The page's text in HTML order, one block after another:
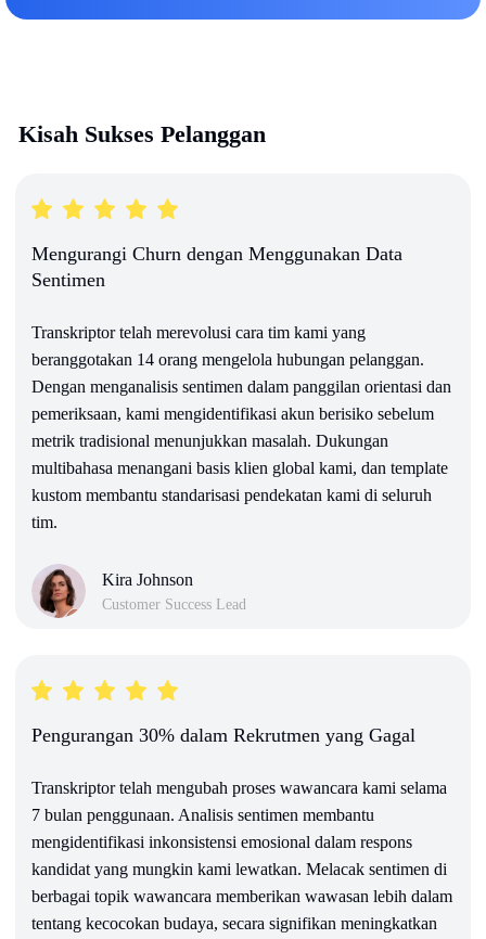
Kisah Sukses Pelanggan
Mengurangi Churn dengan Menggunakan Data
Sentimen
Transkriptor telah merevolusi cara tim kami yang
beranggotakan 14 orang mengelola hubungan pelanggan.
Dengan menganalisis sentimen dalam panggilan orientasi dan
pemeriksaan, kami mengidentifikasi akun berisiko sebelum
metrik tradisional menunjukkan masalah. Dukungan
multibahasa menangani basis klien global kami, dan template
kustom membantu standarisasi pendekatan kami di seluruh
tim.
Kira Johnson
Customer Success Lead
Pengurangan 30% dalam Rekrutmen yang Gagal
Transkriptor telah mengubah proses wawancara kami selama
7 bulan penggunaan. Analisis sentimen membantu
mengidentifikasi inkonsistensi emosional dalam respons
kandidat yang mungkin kami lewatkan. Melacak sentimen di
berbagai topik wawancara memberikan wawasan lebih dalam
tentang kecocokan budaya, secara signifikan meningkatkan